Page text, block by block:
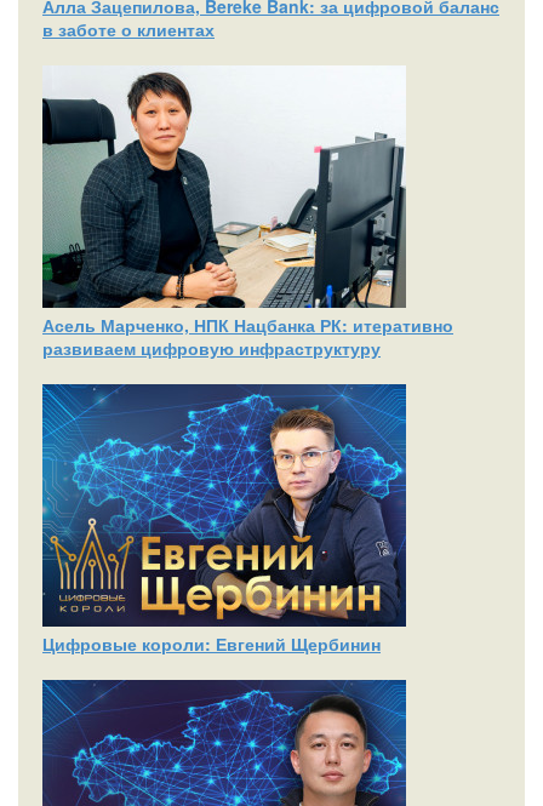
Алла Зацепилова, Bereke Bank: за цифровой баланс
в заботе о клиентах
Асель Марченко, НПК Нацбанка РК: итеративно
развиваем цифровую инфраструктуру
Цифровые короли: Евгений Щербинин